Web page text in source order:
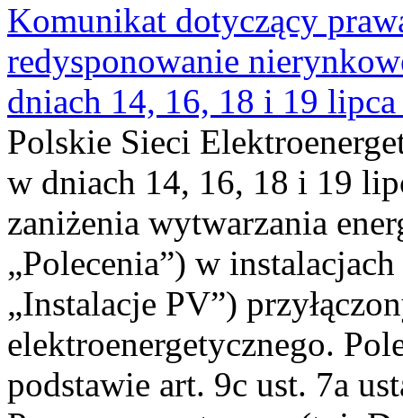
Komunikat dotyczący
redysponowanie
dniach 14, 16, 18 i 19
Polskie Sieci
w dniach 14, 16, 18 i 19
zaniżenia wytwarzania
„Polecenia”) w
„Instalacje PV”)
elektroenergetycznego.
podstawie art. 9c ust. 7a